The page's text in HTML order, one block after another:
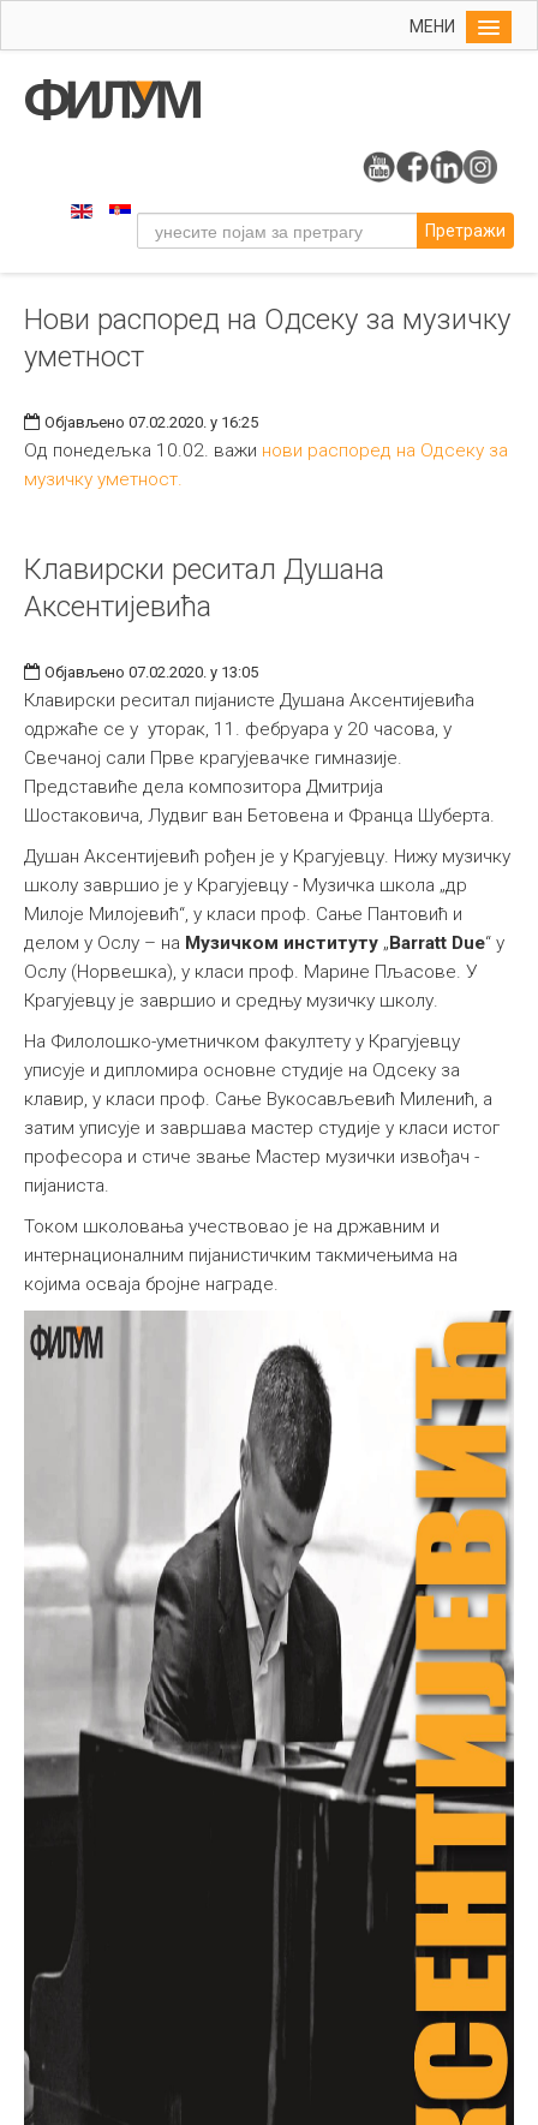
МЕНИ
Упис
Уметност
Музичка уметност
Примењена и ликовна уметност
Издаваштво
Библиотека
Међународна
Претражи
Нови распоред на Одсеку за музичку
уметност
Објављено 07.02.2020. у 16:25
Од понедељка 10.02. важи нови распоред на Одсеку за
музичку уметност.
Клавирски реситал Душана
Аксентијевића
Објављено 07.02.2020. у 13:05
Клавирски реситал пијанисте Душана Аксентијевића
одржаће се у уторак, 11. фебруара у 20 часова, у
Свечаној сали Прве крагујевачке гимназије.
Представиће дела композитора Дмитрија
Шостаковича, Лудвиг ван Бетовена и Франца Шуберта.
Душан Аксентијевић рођен је у Крагујевцу. Нижу музичку
школу завршио је у Крагујевцу - Музичка школа „др
Милоје Милојевић“, у класи проф. Сање Пантовић и
делом у Ослу – на Музичком институту „Barratt Due“ у
Ослу (Норвешка), у класи проф. Марине Пљасове. У
Крагујевцу је завршио и средњу музичку школу.
На Филолошко-уметничком факултету у Крагујевцу
уписује и дипломира основне студије на Одсеку за
клавир, у класи проф. Сање Вукосављевић Миленић, а
затим уписује и завршава мастер студије у класи истог
професора и стиче звање Мастер музички извођач -
пијаниста.
Током школовања учествовао је на државним и
интернационалним пијанистичким такмичењима на
којима осваја бројне награде.